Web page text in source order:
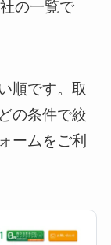
の一覧で
順です。取
の条件で絞
ームをご利